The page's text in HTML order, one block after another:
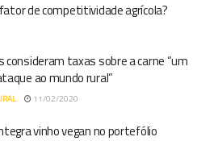
de competitividade agrícola?
consideram taxas sobre a carne “um
ao mundo rural”
11/02/2020
vinho vegan no portefólio